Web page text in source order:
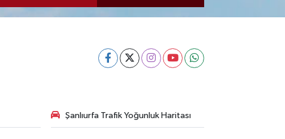
Şanlıurfa Trafik Yoğunluk Haritası